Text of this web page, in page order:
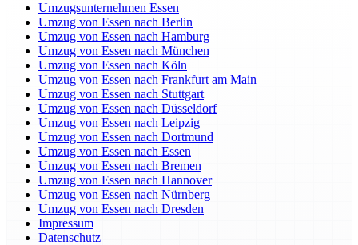
Umzugsunternehmen Essen
Umzug von Essen nach Berlin
Umzug von Essen nach Hamburg
Umzug von Essen nach München
Umzug von Essen nach Köln
Umzug von Essen nach Frankfurt am Main
Umzug von Essen nach Stuttgart
Umzug von Essen nach Düsseldorf
Umzug von Essen nach Leipzig
Umzug von Essen nach Dortmund
Umzug von Essen nach Essen
Umzug von Essen nach Bremen
Umzug von Essen nach Hannover
Umzug von Essen nach Nürnberg
Umzug von Essen nach Dresden
Impressum
Datenschutz